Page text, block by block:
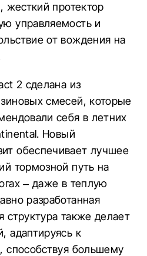
жесткий протектор
управляемость и
от вождения на
2 сделана из
смесей, которые
себя в летних
Новый
обеспечивает лучшее
тормозной путь на
– даже в теплую
разработанная
структура также делает
адаптируясь к
способствуя большему